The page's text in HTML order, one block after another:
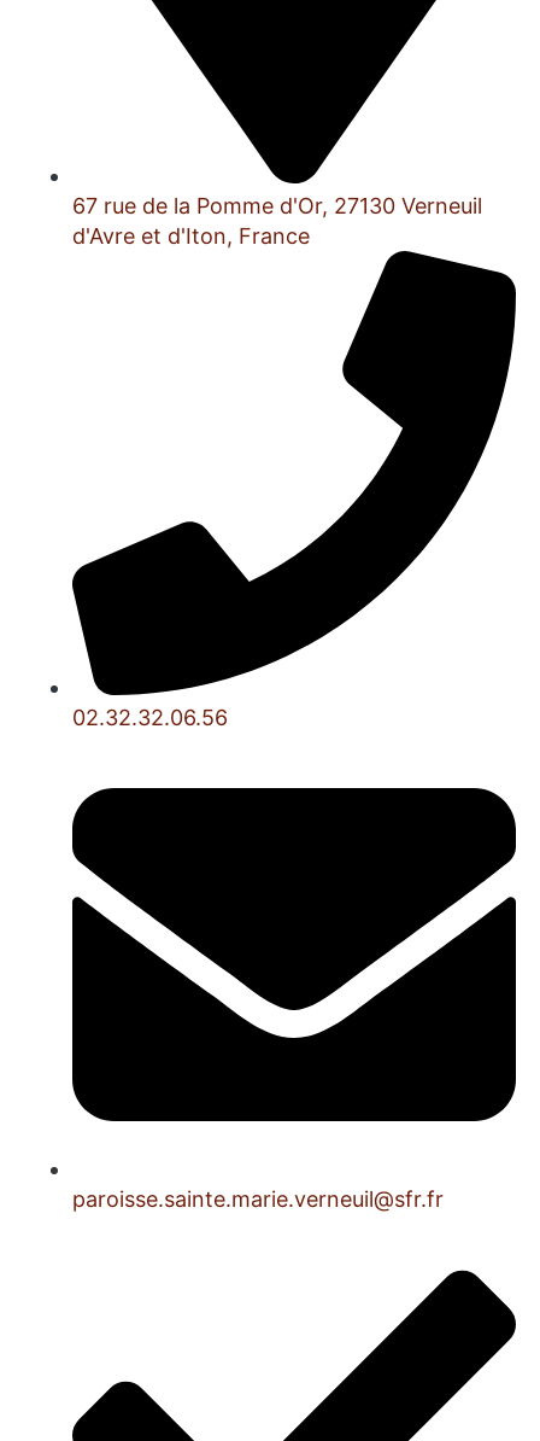
67 rue de la Pomme d'Or, 27130 Verneuil
d'Avre et d'Iton, France
02.32.32.06.56
rf.rfs
@liuenrev.eiram.etnias.essiorap